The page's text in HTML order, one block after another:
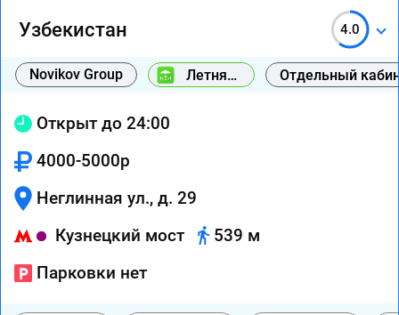
Узбекистан 4.0
Novikov Group
Летняя
веранда
Отдельный
Открыт до 24:00
4000-5000р
Неглинная ул., д. 29
Кузнецкий мост
539 м
Парковки нет